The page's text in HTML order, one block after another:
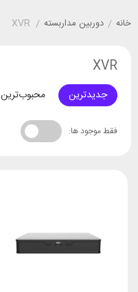
خانه / دوربین مداربسته /
XVR
XVR
جدیدترین محبوب‌ترین
فقط موجود ها: